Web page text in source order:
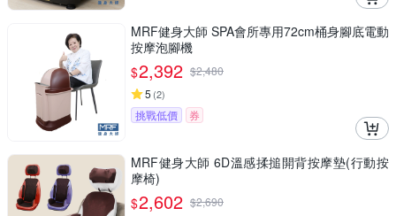
MRF健身大師 SPA會所專用72cm桶身腳底電動
按摩泡腳機
$2,392 $2,480
5 (2)
挑戰低價 券
MRF健身大師 6D溫感揉搥開背按摩墊(行動按
摩椅)
$2,602 $2,690